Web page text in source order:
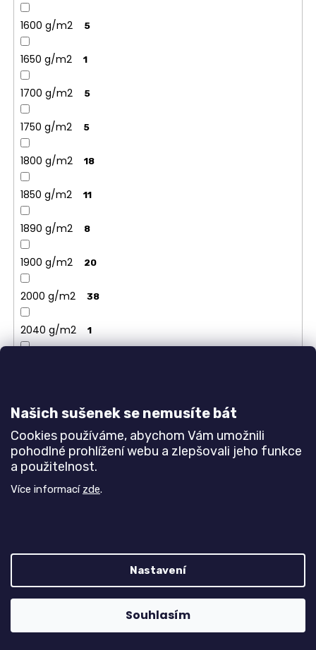
Našich sušenek se nemusíte bát
Cookies používáme, abychom Vám umožnili
pohodlné prohlížení webu a zlepšovali jeho funkce
a použitelnost.
Více informací zde.
Nastavení
Souhlasím
1600 g/m2 5
1650 g/m2 1
1700 g/m2 5
1750 g/m2 5
1800 g/m2 18
1850 g/m2 11
1890 g/m2 8
1900 g/m2 20
2000 g/m2 38
2040 g/m2 1
2200 g/m2 17
2250 g/m2 2
2450 g/m2 1
2500 g/m2 9